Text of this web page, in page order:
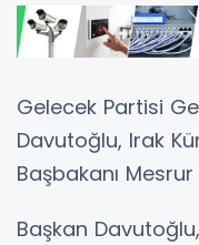
Gelecek Partisi
Davutoğlu, Irak
Başbakanı
Başkan